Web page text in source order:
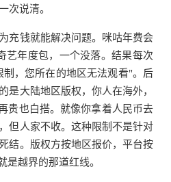
次说清。
充钱就能解决问题。咪咕年费会
艺年度包，一个没落。结果每次
制，您所在的地区无法观看"。后
是大陆地区版权，你人在海外，
贵也白搭。就像你拿着人民币去
但人家不收。这种限制不是针对
结。版权方按地区报价，平台按
是越界的那道红线。